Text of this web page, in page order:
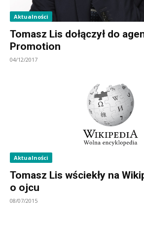
Aktualności
Tomasz Lis dołączył do
Promotion
04/12/2017
Aktualności
Tomasz Lis wściekły na
o ojcu
08/07/2015